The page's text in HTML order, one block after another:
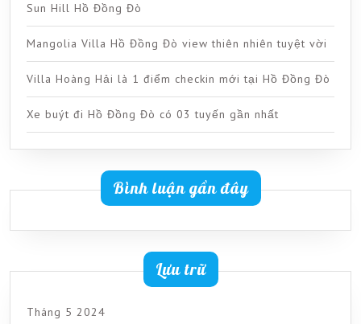
Sun Hill Hồ Đồng Đò
Mangolia Villa Hồ Đồng Đò view thiên nhiên tuyệt vời
Villa Hoàng Hải là 1 điểm checkin mới tại Hồ Đồng Đò
Xe buýt đi Hồ Đồng Đò có 03 tuyến gần nhất
Bình luận gần đây
Lưu trữ
Tháng 5 2024